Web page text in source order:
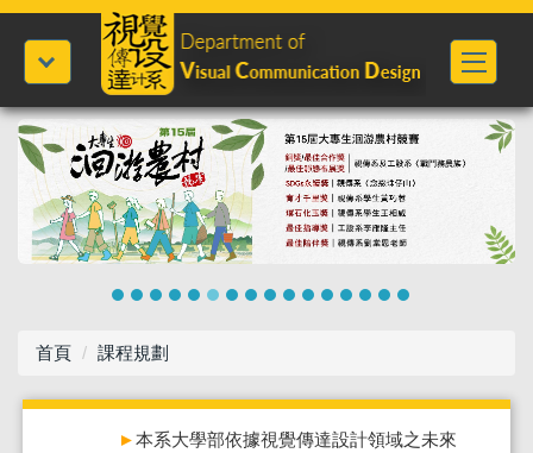
首頁 課程規劃
►本系大學部依據視覺傳達設計領域之未來